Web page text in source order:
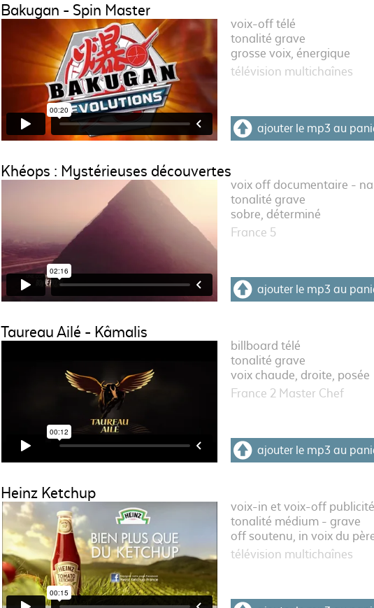
Bakugan - Spin Master
voix-off télé
tonalité grave
grosse voix, énergique
télévision multichaînes
ajouter le mp3 au
Khéops : Mystérieuses découvertes
voix off documentaire -
tonalité grave
sobre, déterminé
France 5
ajouter le mp3 au
Taureau Ailé - Kâmalis
billboard télé
tonalité grave
voix chaude, droite, posée
France 2 Master Chef
ajouter le mp3 au
Heinz Ketchup
voix-in et voix-off publicité
tonalité médium - grave
off soutenu, in voix du
télévision multichaînes